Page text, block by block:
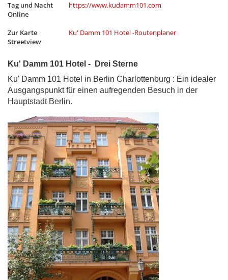
Tag und Nacht
Online
https://www.kudamm101.com
Zur Karte
Streetview
Ku' Damm 101 Hotel -Routenplaner
Ku' Damm 101 Hotel - Drei Sterne
Ku' Damm 101 Hotel in Berlin Charlottenburg : Ein idealer
Ausgangspunkt für einen aufregenden Besuch in der
Hauptstadt Berlin.